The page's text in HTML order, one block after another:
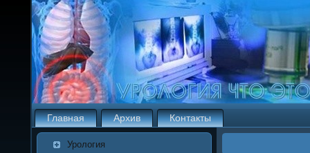
Главная Архив Контакты
Урология